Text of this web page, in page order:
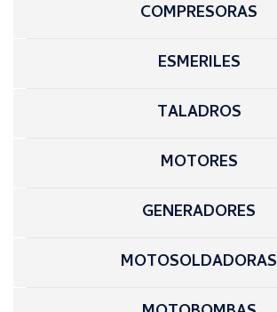
COMPRESORAS
ESMERILES
TALADROS
MOTORES
GENERADORES
MOTOSOLDADORAS